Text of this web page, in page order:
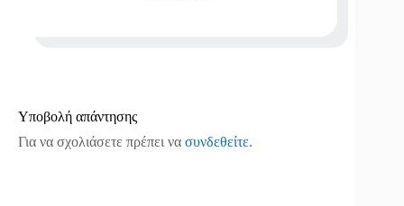
Υποβολή απάντησης
Για να σχολιάσετε πρέπει να συνδεθείτε.